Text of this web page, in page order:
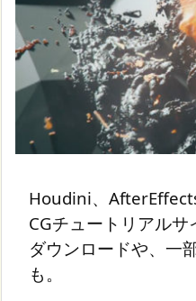
Houdini、
CGチュートリアル
ダウンロードや、一
も。